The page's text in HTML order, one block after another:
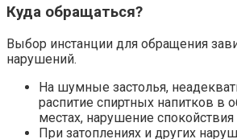
Куда обращаться?
Выбор инстанции для обращения
нарушений.
На шумные застолья,
распитие спиртных напитков в
местах, нарушение
При затоплениях и других